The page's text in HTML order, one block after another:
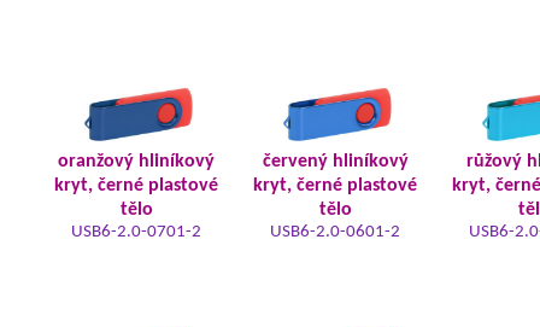
oranžový hliníkový
kryt, černé plastové
tělo
USB6-2.0-0701-2
červený hliníkový
kryt, černé plastové
tělo
USB6-2.0-0601-2
růžový
kryt,
USB6-